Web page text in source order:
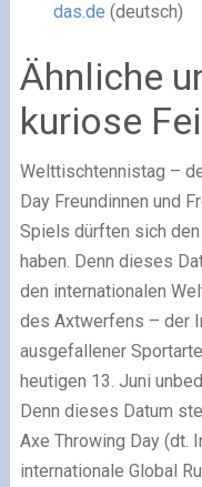
das.de (deutsch)
Ähnliche
kuriose
Welttischtennistag –
Day Freundinnen und
Spiels dürften sich
haben. Denn dieses
den internationalen
des Axtwerfens – der
ausgefallener
heutigen 13. Juni
Denn dieses Datum
Axe Throwing Day (dt.
internationale Global